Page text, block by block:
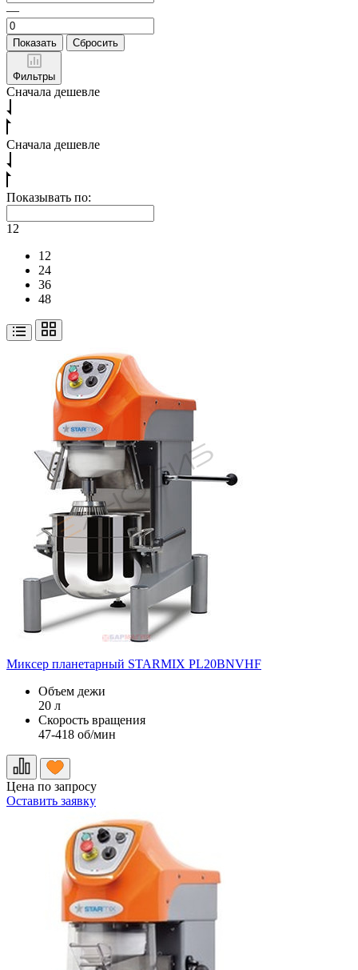
—
Показать Сбросить
Фильтры
Сначала дешевле
Сначала дешевле
Показывать по:
12
12
24
36
48
Миксер планетарный STARMIX PL20BNVHF
Объем дежи
20 л
Скорость вращения
47-418 об/мин
Цена по запросу
Оставить заявку